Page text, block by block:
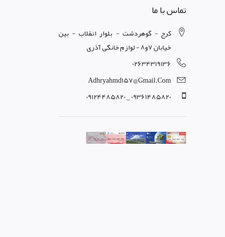
تماس با ما
کرج - گوهردشت - بلوار انقلاب - بین
خیابان 7و8 - لوازم خانگی آذری
02634319136
Adhryahmd157@gmail.com
09361485820 _ 09124485820